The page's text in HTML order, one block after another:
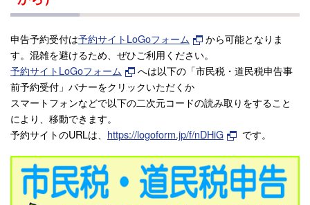
申告予約受付は予約サイトLoGoフォーム
から可能となりま
す。混雑を避けるため、ぜひご利用ください。
予約サイトLoGoフォーム
へは以下の「市民税・道民税申告事
前予約受付」バナーをクリックいただくか
スマートフォンなどで以下の二次元コードの読み取りをすること
により、移動できます。
予約サイトのURLは、 https://logoform.jp/f/nDHiG です。